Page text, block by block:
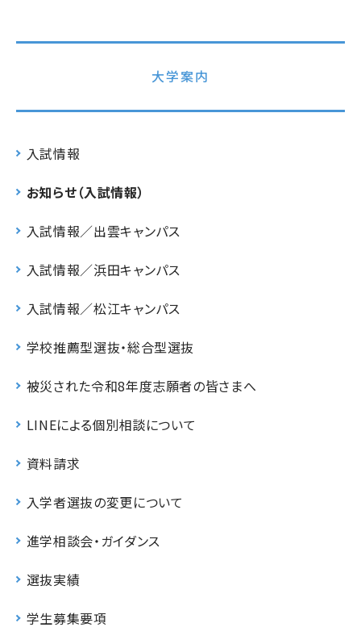
大学案内
入試情報
お知らせ（入試情報）
入試情報／出雲キャンパス
入試情報／浜田キャンパス
入試情報／松江キャンパス
学校推薦型選抜・総合型選抜
被災された令和8年度志願者の皆さまへ
LINEによる個別相談について
資料請求
入学者選抜の変更について
進学相談会・ガイダンス
選抜実績
学生募集要項